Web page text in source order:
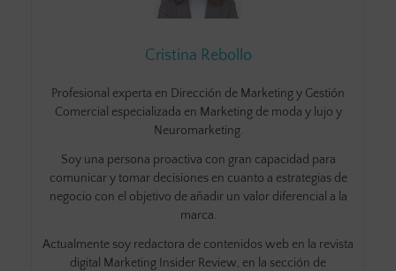
Cristina Rebollo
Profesional experta en Dirección de Marketing y Gestión
Comercial especializada en Marketing de moda y lujo y
Neuromarketing.
Soy una persona proactiva con gran capacidad para
comunicar y tomar decisiones en cuanto a estrategias de
negocio con el objetivo de añadir un valor diferencial a la
marca.
Actualmente soy redactora de contenidos web en la revista
digital Marketing Insider Review, en la sección de